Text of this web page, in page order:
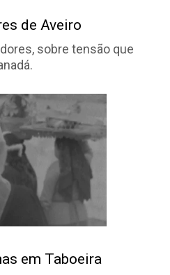
de Aveiro
sobre tensão que
em Taboeira